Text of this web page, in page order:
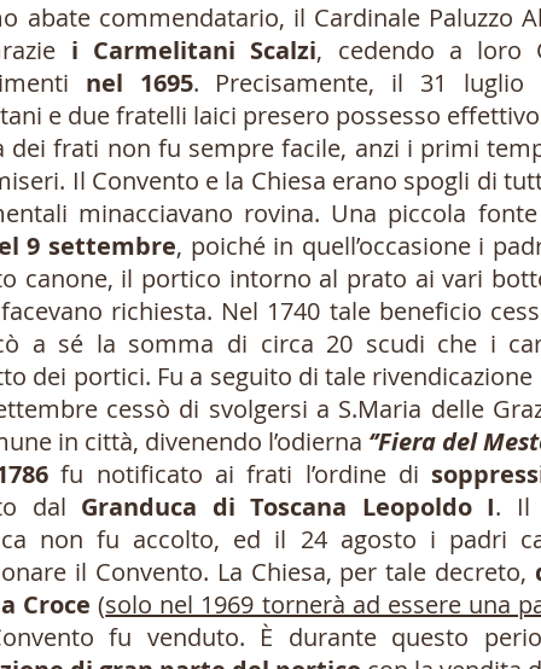
abate commendatario, il Cardinale Paluzzo
i Carmelitani Scalzi, cedendo a loro
nel 1695. Precisamente, il 31 luglio
e due fratelli laici presero possesso
frati non fu sempre facile, anzi i primi
Il Convento e la Chiesa erano spogli di
minacciavano rovina. Una piccola
9 settembre, poiché in quell’occasione i
canone, il portico intorno al prato ai vari
richiesta. Nel 1740 tale beneficio
a sé la somma di circa 20 scudi che i
dei portici. Fu a seguito di tale
cessò di svolgersi a S.Maria delle
in città, divenendo l’odierna ‘’Fiera del
fu notificato ai frati l’ordine di
dal Granduca di Toscana Leopoldo I. Il
non fu accolto, ed il 24 agosto i padri
il Convento. La Chiesa, per tale decreto,
Croce (solo nel 1969 tornerà ad essere una
fu venduto. È durante questo